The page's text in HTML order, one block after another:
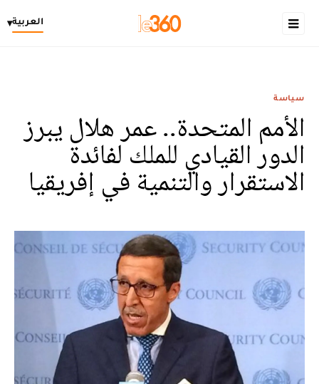
العربية▾
سياسة
الأمم المتحدة.. عمر هلال يبرز
الدور القيادي للملك لفائدة
الاستقرار والتنمية في إفريقيا